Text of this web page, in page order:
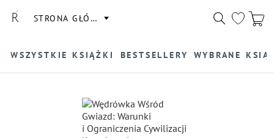
STRONA GŁÓWNA
WSZYSTKIE KSIĄŻKI BESTSELLERY WYBRANE